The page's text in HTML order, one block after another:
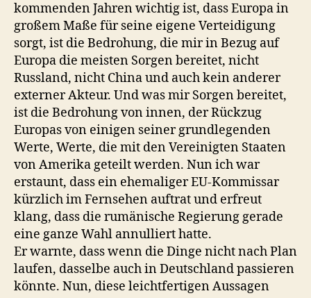
kommenden Jahren wichtig ist, dass Europa in
großem Maße für seine eigene Verteidigung
sorgt, ist die Bedrohung, die mir in Bezug auf
Europa die meisten Sorgen bereitet, nicht
Russland, nicht China und auch kein anderer
externer Akteur. Und was mir Sorgen bereitet,
ist die Bedrohung von innen, der Rückzug
Europas von einigen seiner grundlegenden
Werte, Werte, die mit den Vereinigten Staaten
von Amerika geteilt werden. Nun ich war
erstaunt, dass ein ehemaliger EU-Kommissar
kürzlich im Fernsehen auftrat und erfreut
klang, dass die rumänische Regierung gerade
eine ganze Wahl annulliert hatte.
Er warnte, dass wenn die Dinge nicht nach Plan
laufen, dasselbe auch in Deutschland passieren
könnte. Nun, diese leichtfertigen Aussagen